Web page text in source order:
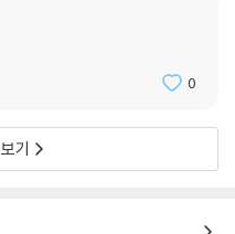
가라는 질문의 답에서 그치지 않
자신이 속한 지역사회, 직장, 가
성과 리더십, 의사결정 그리고 도
미와 본질에서 결정적이기 때문
0
기